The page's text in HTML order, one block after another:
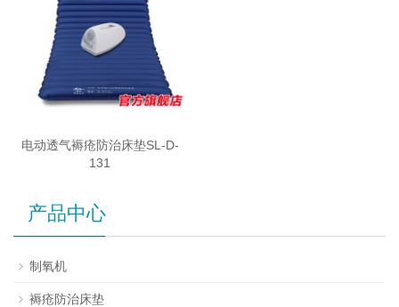
电动透气褥疮防治床垫SL-D-
131
产品中心
制氧机
褥疮防治床垫